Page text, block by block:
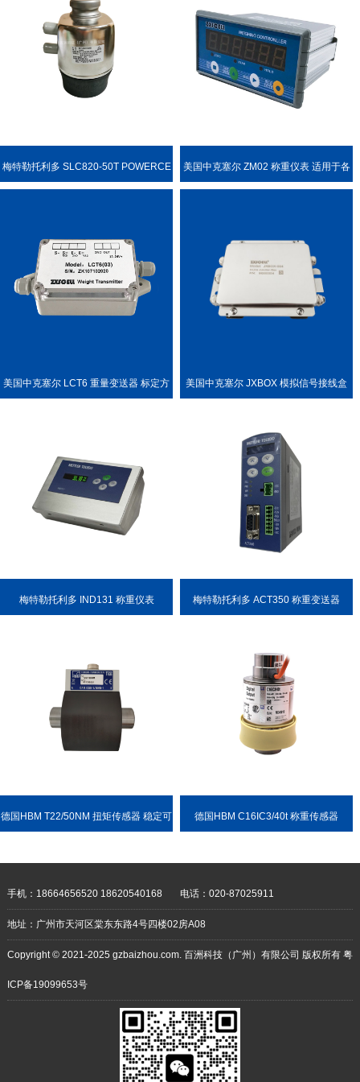
梅特勒托利多 SLC820-50T POWERCE 美国中克塞尔 ZM02 称重仪表 适用于各
美国中克塞尔 LCT6 重量变送器 标定方 美国中克塞尔 JXBOX 模拟信号接线盒
梅特勒托利多 IND131 称重仪表 梅特勒托利多 ACT350 称重变送器
德国HBM T22/50NM 扭矩传感器 稳定可 德国HBM C16IC3/40t 称重传感器
手机：18664656520 18620540168 电话：020-87025911
地址：广州市天河区棠东东路4号四楼02房A08
Copyright © 2021-2025 gzbaizhou.com. 百洲科技（广州）有限公司 版权所有 粤
ICP备19099653号